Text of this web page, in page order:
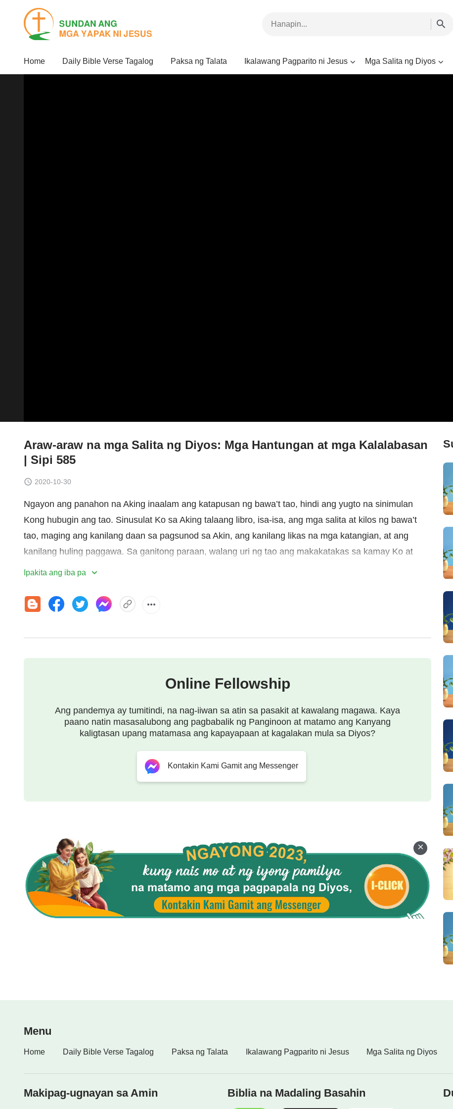
Home Daily Bible Verse Tagalog Paksa ng Talata Ikalawang Pagparito ni Jesus Mga Salita ng Diyos
Araw-araw na mga Salita ng Diyos: Mga Hantungan at mga Kalalabasan
| Sipi 585
2020-10-30
Ngayon ang panahon na Aking inaalam ang katapusan ng bawa’t tao, hindi ang yugto na sinimulan
Kong hubugin ang tao. Sinusulat Ko sa Aking talaang libro, isa-isa, ang mga salita at kilos ng bawa’t
tao, maging ang kanilang daan sa pagsunod sa Akin, ang kanilang likas na mga katangian, at ang
kanilang huling paggawa. Sa ganitong paraan, walang uri ng tao ang makakatakas sa kamay Ko at
lahat ay makakasama ng kanilang kauri ayon sa itinalaga Ko. Ako ang nagpapasya sa hantungan ng
pagiging kaawa-awa, kundi ayon sa kung may angkin silang katotohanan. Walang ibang mapipili kundi
ito. Dapat mong matanto na lahat ng hindi sumusunod sa
nagawang isa mang pagbabago sa plano Ko mula noong sinimulan ito. Kaya lamang, pagdating sa tao,
yaong mga sinasabihan Ko ng mga salita Ko ay tila nababawasan ang bilang, gaya rin ng mga tunay
Kong kinasisiyahan. Gayunman, sinasabi ko na ang plano Ko ay hindi kailanman nagbago; sa halip,
pananampalatayaat pag-ibig ng tao ang laging nagbabago, laging nababawasan, hanggang sa
punto na posible para sa bawa’t tao na mapunta mula sa pagsunud-sunod sa Akin tungo sa pagiging
hanggang sa masuklam at mapoot Ako, at sa katapusan ay magpataw ng kaparusahan. Gayunman, sa
araw ng inyong kaparusahan, makikita Ko pa rin kayo, pero hindi na ninyo Ako makikita. Dahil ang
nang basta-basta lamang. Bago Ko kayo iwan, hinihikayat ko kayong tumigil sa paggawa niyaong hindi
ayon sa katotohanan. Sa halip, dapat ninyong gawin yaong nakakalugod sa lahat, na nagdadala ng
benepisyo sa lahat ng tao, at yaong may pakinabang sa sarili mong patutunguhan, kung hindi ang
magdurusa sa gitna ng kapahamakan ay walang iba kundi ikaw.
—Ang Salita, Vol. I. Ang Pagpapakita at Gawain ng Diyos. Maghanda ng Sapat na Mabubuting Gawa para sa Iyong
Hantungan
Ipakita ang iba pa
Online Fellowship
Ang pandemya ay tumitindi, na nag-iiwan sa atin sa pasakit at kawalang magawa. Kaya
paano natin masasalubong ang pagbabalik ng Panginoon at matamo ang Kanyang
kaligtasan upang matamasa ang kapayapaan at kagalakan mula sa Diyos?
Kontakin Kami Gamit ang Messenger
Menu
Home Daily Bible Verse Tagalog Paksa ng Talata Ikalawang Pagparito ni Jesus Mga Salita ng Diyos
Makipag-ugnayan sa Amin Biblia na Madaling Basahin